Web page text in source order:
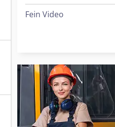
Fein Video
Felder K 700 S
Gildemeister Mf Sprint 65